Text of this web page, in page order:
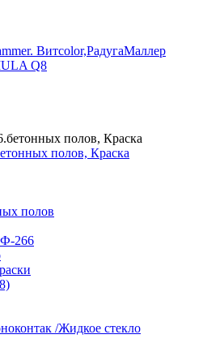
Витcolor,РадугаМаллер
Q8
полов, Краска
полов
266
/Жидкое стекло